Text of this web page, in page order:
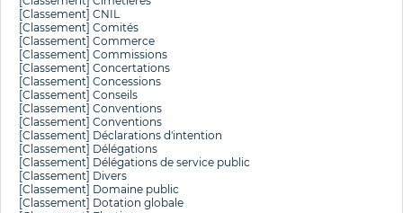
[Classement] CNIL
[Classement] Comités
[Classement] Commerce
[Classement] Commissions
[Classement] Concertations
[Classement] Concessions
[Classement] Conseils
[Classement] Conventions
[Classement] Conventions
[Classement] Déclarations d'intention
[Classement] Délégations
[Classement] Délégations de service public
[Classement] Divers
[Classement] Domaine public
[Classement] Dotation globale